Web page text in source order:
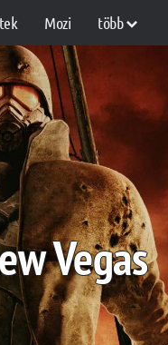
Mozi több
Vegas